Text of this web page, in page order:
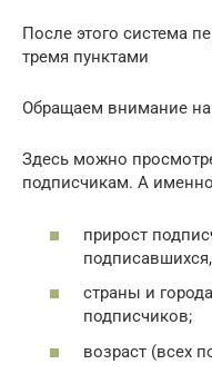
После этого система
тремя пунктами
Обращаем внимание на
Здесь можно
подписчикам. А
прирост
страны и
подписчиков;
возраст (всех